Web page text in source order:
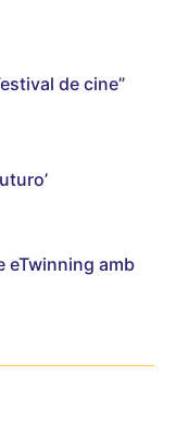
de cine”
eTwinning amb